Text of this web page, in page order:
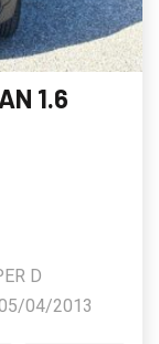
1.6
D
04/2013